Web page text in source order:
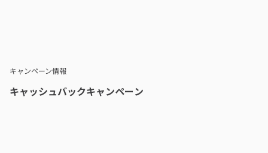
キャンペーン情報
キャッシュバックキャンペーン